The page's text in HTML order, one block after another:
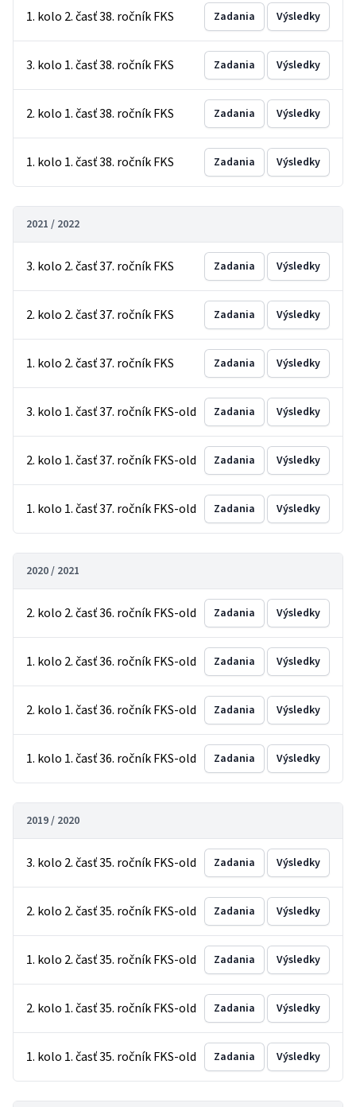
1. kolo 2. časť 38. ročník FKS Zadania Výsledky
3. kolo 1. časť 38. ročník FKS Zadania Výsledky
2. kolo 1. časť 38. ročník FKS Zadania Výsledky
1. kolo 1. časť 38. ročník FKS Zadania Výsledky
2021 / 2022
3. kolo 2. časť 37. ročník FKS Zadania Výsledky
2. kolo 2. časť 37. ročník FKS Zadania Výsledky
1. kolo 2. časť 37. ročník FKS Zadania Výsledky
3. kolo 1. časť 37. ročník FKS-old Zadania Výsledky
2. kolo 1. časť 37. ročník FKS-old Zadania Výsledky
1. kolo 1. časť 37. ročník FKS-old Zadania Výsledky
2020 / 2021
2. kolo 2. časť 36. ročník FKS-old Zadania Výsledky
1. kolo 2. časť 36. ročník FKS-old Zadania Výsledky
2. kolo 1. časť 36. ročník FKS-old Zadania Výsledky
1. kolo 1. časť 36. ročník FKS-old Zadania Výsledky
2019 / 2020
3. kolo 2. časť 35. ročník FKS-old Zadania Výsledky
2. kolo 2. časť 35. ročník FKS-old Zadania Výsledky
1. kolo 2. časť 35. ročník FKS-old Zadania Výsledky
2. kolo 1. časť 35. ročník FKS-old Zadania Výsledky
1. kolo 1. časť 35. ročník FKS-old Zadania Výsledky